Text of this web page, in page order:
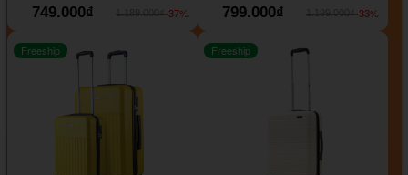
749.000₫
-37%
799.000₫
-33%
Freeship Freeship